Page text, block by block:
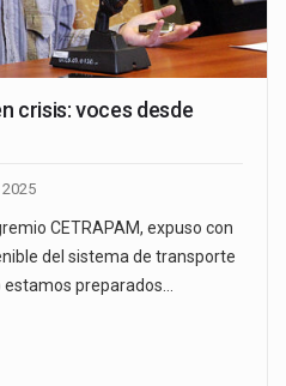
crisis: voces desde
CETRAPAM, expuso con
del sistema de transporte
preparados…